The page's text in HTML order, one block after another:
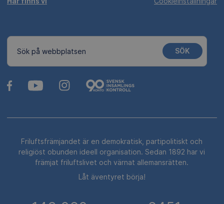
Sök på webbplatsen SÖK
Friluftsfrämjandet är en demokratisk, partipolitiskt och
religiöst obunden ideell organisation. Sedan 1892 har vi
främjat friluftslivet och värnat allemansrätten.
Låt äventyret börja!